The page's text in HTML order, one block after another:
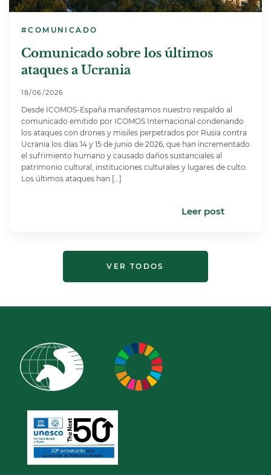
#COMUNICADO
Comunicado sobre los últimos
ataques a Ucrania
18/06/2026
Desde ICOMOS-España manifestamos nuestro respaldo al
comunicado emitido por ICOMOS Internacional condenando
los ataques con drones y misiles perpetrados por Rusia contra
Ucrania los días 14 y 15 de junio de 2026, que han incrementado
el sufrimiento humano y causado daños sustanciales al
patrimonio cultural, instituciones culturales y lugares de culto.
Los últimos ataques han […]
Leer post
VER TODOS